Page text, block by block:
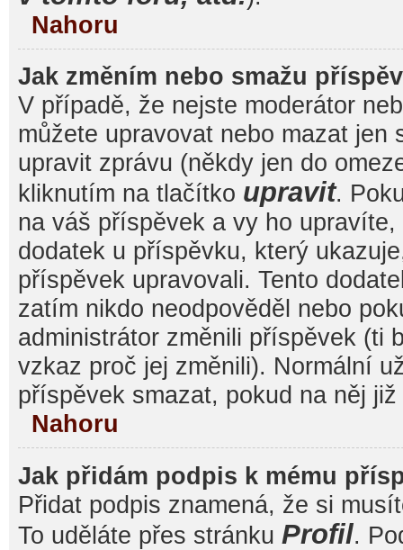
Nahoru
Jak změním nebo smažu
V případě, že nejste moderátor
můžete upravovat nebo mazat jen
upravit zprávu (někdy jen do
kliknutím na tlačítko upravit.
na váš příspěvek a vy ho
dodatek u příspěvku, který
příspěvek upravovali. Tento
zatím nikdo neodpověděl nebo
administrátor změnili příspěvek (ti
vzkaz proč jej změnili). Normální
příspěvek smazat, pokud na něj
Nahoru
Jak přidám podpis k mému
Přidat podpis znamená, že si
To uděláte přes stránku Profil.